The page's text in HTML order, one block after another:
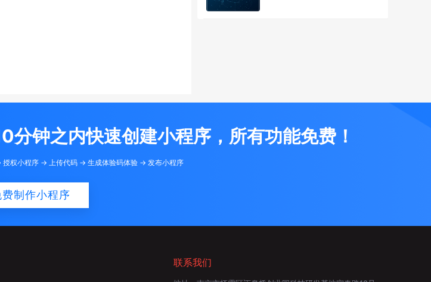
钟之内快速创建小程序，所有功能免费！
权小程序 -> 上传代码 -> 生成体验码体验 -> 发布小程序
费制作小程序
联系我们